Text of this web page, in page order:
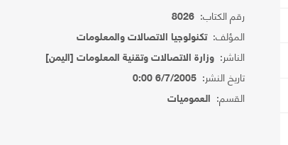
رقم الكتاب: 8026
المؤلف:تكنولوجيا الاتصالات والمعلومات
الناشر: وزارة الاتصالات وتقنية المعلومات [اليمن]
تاريخ النشر: 6/7/2005 0:00
القسم: العموميات